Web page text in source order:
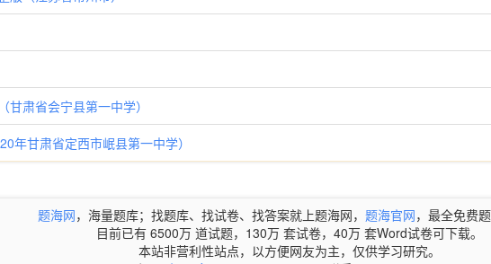
肃省会宁县第一中学）
年甘肃省定西市岷县第一中学）
题海网，海量题库；找题库、找试卷、找答案就上题海网， 题海官网，最全免费
目前已有 6500万 道试题，130万 套试卷，40万 套Word试卷可下载。
本站非营利性站点，以方便网友为主，仅供学习研究。